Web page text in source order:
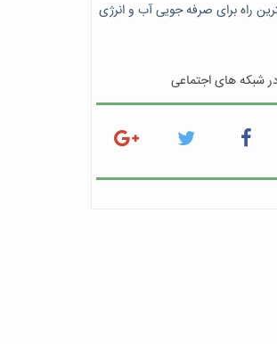
راه برای صرفه جویی آب و انرژی
شبکه های اجتماعی